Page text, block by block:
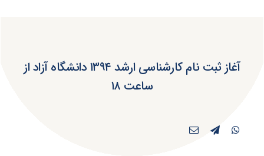
آغاز ثبت نام کارشناسی ارشد ۱۳۹۴ دانشگاه آزاد از
ساعت ۱۸